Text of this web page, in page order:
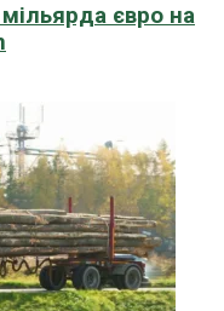
євро на